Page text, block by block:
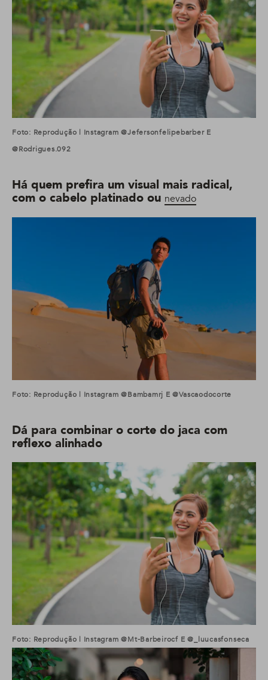
Foto: Reprodução | Instagram @jefersonfelipebarber E
@rodrigues.092
Há quem prefira um visual mais radical,
com o cabelo platinado ou nevado
Foto: Reprodução | Instagram @bambamrj E @vascaodocorte
Dá para combinar o corte do jaca com
reflexo alinhado
Foto: Reprodução | Instagram @mt-Barbeirocf E @_luucasfonseca